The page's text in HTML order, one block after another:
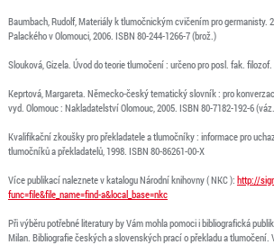
Baumbach, Rudolf, Materiály k tlumočnickým cvičením pro germanisty.
Palackého v Olomouci, 2006. ISBN 80-244-1266-7 (brož.)
Slouková, Gizela. Úvod do teorie tlumočení : určeno pro posl. fak.
Keprtová, Margareta. Německo-český tematický slovník : pro
vyd. Olomouc : Nakladatelství Olomouc, 2005. ISBN 80-7182-192-6
Kvalifikační zkoušky pro překladatele a tlumočníky : informace pro
tlumočníků a překladatelů, 1998. ISBN 80-86261-00-X
Více publikací naleznete v katalogu Národní knihovny ( NKC ): http://
func=file&file_name=find-a&local_base=nkc
Při výběru potřebné literatury by Vám mohla pomoci i bibliografická
Milan. Bibliografie českých a slovenských prací o překladu a tlumočení.